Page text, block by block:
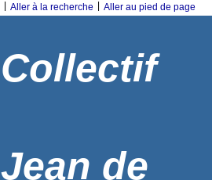
Aller à la recherche Aller au pied de page
Collectif
Jean de